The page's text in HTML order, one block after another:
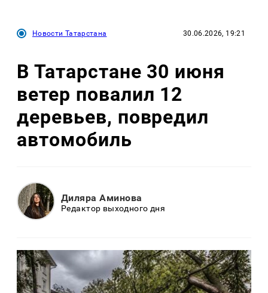
Новости Татарстана 30.06.2026, 19:21
В Татарстане 30 июня
ветер повалил 12
деревьев, повредил
автомобиль
Диляра Аминова
Редактор выходного дня